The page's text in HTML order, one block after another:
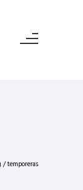
/temporeras